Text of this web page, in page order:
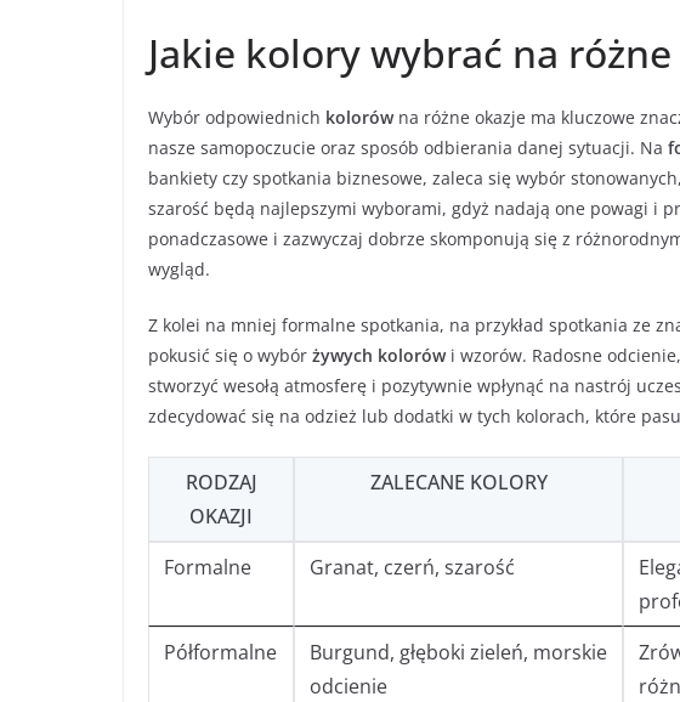
Jakie kolory wybrać na
Wybór odpowiednich kolorówna różne okazje ma kluczowe
nasze samopoczucie oraz sposób odbierania danej sytuacji. Na
bankiety czy spotkania biznesowe, zaleca się wybór
szarość będą najlepszymi wyborami, gdyż nadają one powagi i
ponadczasowe i zazwyczaj dobrze skomponują się z
wygląd.
Z kolei na mniej formalne spotkania, na przykład spotkania ze
pokusić się o wybór żywych kolorówi wzorów. Radosne
stworzyć wesołą atmosferę i pozytywnie wpłynąć na nastrój
zdecydować się na odzież lub dodatki w tych kolorach, które
RODZAJ
OKAZJI
ZALECANE KOLORY
Formalne Granat, czerń, szarość
Półformalne
Burgund, głęboki zieleń, morskie
odcienie